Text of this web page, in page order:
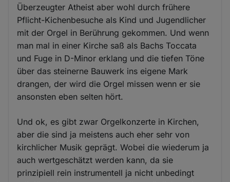
Überzeugter Atheist aber wohl durch frühere
Pflicht-Kichenbesuche als Kind und Jugendlicher
mit der Orgel in Berührung gekommen. Und wenn
man mal in einer Kirche saß als Bachs Toccata
und Fuge in D-Minor erklang und die tiefen Töne
über das steinerne Bauwerk ins eigene Mark
drangen, der wird die Orgel missen wenn er sie
ansonsten eben selten hört.
Und ok, es gibt zwar Orgelkonzerte in Kirchen,
aber die sind ja meistens auch eher sehr von
kirchlicher Musik geprägt. Wobei die wiederum ja
auch wertgeschätzt werden kann, da sie
prinzipiell rein instrumentell ja nicht unbedingt